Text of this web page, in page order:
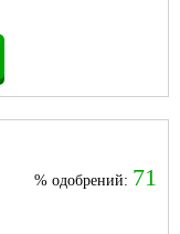
% одобрений: 71